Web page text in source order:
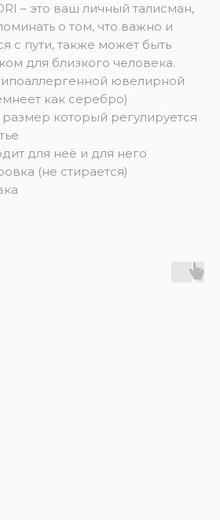
– это ваш личный талисман,
о том, что важно и
с пути, также может быть
для близкого человека.
ювелирной
как серебро)
который регулируется
для неё и для него
(не стирается)